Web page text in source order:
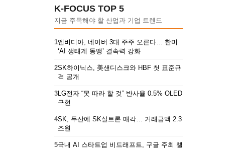
K-FOCUS TOP 5
지금 주목해야 할 산업과 기업 트렌드
1엔비디아, 네이버 3대 주주 오른다… 한미
‘AI 생태계 동맹’ 결속력 강화
2SK하이닉스, 美샌디스크와 HBF 첫 표준규
격 공개
3LG전자 “못 따라 할 것” 반사율 0.5% OLED
구현
4SK, 두산에 SK실트론 매각… 거래금액 2.3
조원
5국내 AI 스타트업 비드래프트, 구글 주최 챌